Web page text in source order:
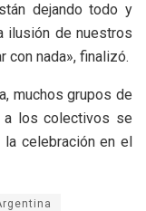
dejando todo y
ilusión de nuestros
con nada», finalizó.
muchos grupos de
a los colectivos se
celebración en el